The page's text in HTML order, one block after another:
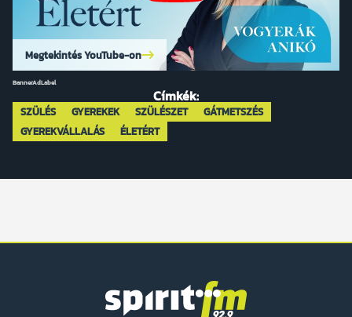
Megtekintés YouTube-on
BannerAdLabel
Címkék:
SZÜLÉS GYEREKEK SZÜLÉSZET
GÁTMETSZÉS
GYEREKVÁLLALÁS
ÉLETÉRT